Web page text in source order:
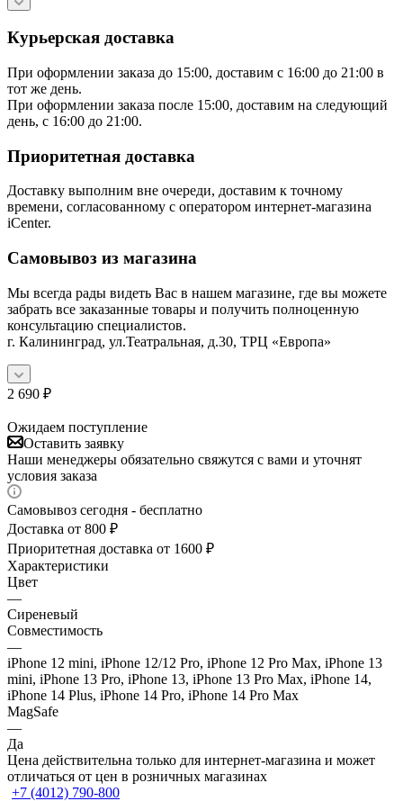
Курьерская доставка
При оформлении заказа до 15:00, доставим с 16:00 до 21:00 в
тот же день.
При оформлении заказа после 15:00, доставим на следующий
день, с 16:00 до 21:00.
Приоритетная доставка
Доставку выполним вне очереди, доставим к точному
времени, согласованному с оператором интернет-магазина
iCenter.
Самовывоз из магазина
Мы всегда рады видеть Вас в нашем магазине, где вы можете
забрать все заказанные товары и получить полноценную
консультацию специалистов.
г. Калининград, ул.Театральная, д.30, ТРЦ «Европа»
2 690 ₽
Ожидаем поступление
Оставить заявку
Наши менеджеры обязательно свяжутся с вами и уточнят
условия заказа
Самовывоз сегодня - бесплатно
Доставка от 800 ₽
Приоритетная доставка от 1600 ₽
Характеристики
Цвет
—
Сиреневый
Совместимость
—
iPhone 12 mini, iPhone 12/12 Pro, iPhone 12 Pro Max, iPhone 13
mini, iPhone 13 Pro, iPhone 13, iPhone 13 Pro Max, iPhone 14,
iPhone 14 Plus, iPhone 14 Pro, iPhone 14 Pro Max
MagSafe
—
Да
Цена действительна только для интернет-магазина и может
отличаться от цен в розничных магазинах
+7 (4012) 790-800